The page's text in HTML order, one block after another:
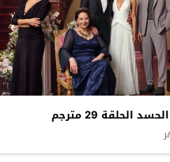
الحلقة 29 مترجم